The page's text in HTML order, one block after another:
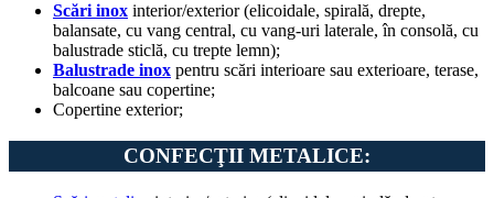
Scări inox interior/exterior (elicoidale, spirală, drepte,
balansate, cu vang central, cu vang-uri laterale, în consolă, cu
balustrade sticlă, cu trepte lemn);
Balustrade inox pentru scări interioare sau exterioare, terase,
balcoane sau copertine;
Copertine exterior;
CONFECŢII METALICE: